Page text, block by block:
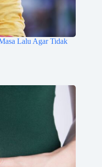
Lalu Agar Tidak